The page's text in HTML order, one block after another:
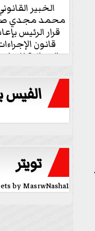
الخبير
محمد مجدي
قرار الرئيس
قانون
الجنائية
الفيس
تويتر
by MasrwNasha1